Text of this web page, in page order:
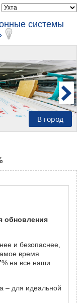
системы
В город
обновления
и безопаснее,
время
на все наши
– для идеальной